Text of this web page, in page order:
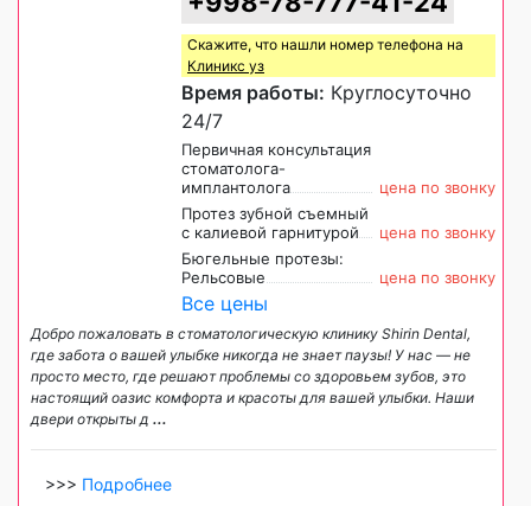
Скажите, что нашли номер телефона на
Клиникс уз
Время работы: Круглосуточно
24/7
Первичная консультация
стоматолога-
имплантолога
цена по звонку
Протез зубной съемный
c калиевой гарнитурой
цена по звонку
Бюгельные протезы:
Рельсовые
цена по звонку
Все цены
Добро пожаловать в стоматологическую клинику Shirin Dental,
где забота о вашей улыбке никогда не знает паузы! У нас — не
просто место, где решают проблемы со здоровьем зубов, это
настоящий оазис комфорта и красоты для вашей улыбки. Наши
двери открыты д ...
>>> Подробнее